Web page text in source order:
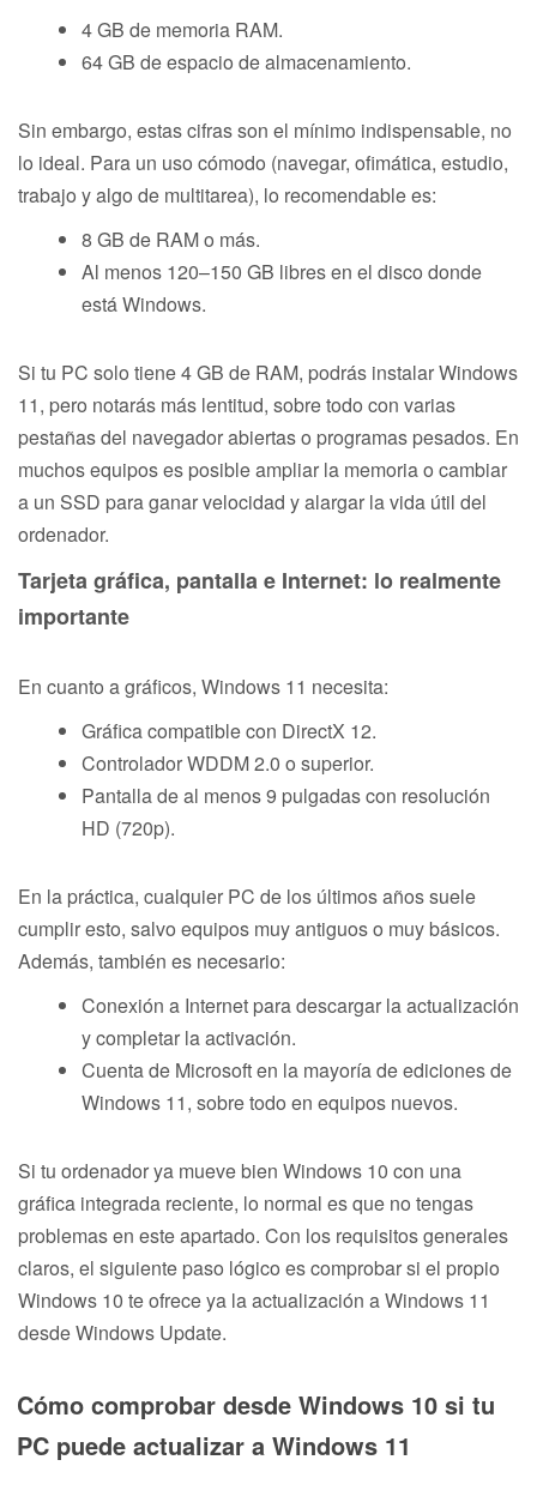
4 GB de memoria RAM.
64 GB de espacio de almacenamiento.
Sin embargo, estas cifras son el mínimo indispensable, no
lo ideal. Para un uso cómodo (navegar, ofimática, estudio,
trabajo y algo de multitarea), lo recomendable es:
8 GB de RAM o más.
Al menos 120–150 GB libres en el disco donde
está Windows.
Si tu PC solo tiene 4 GB de RAM, podrás instalar Windows
11, pero notarás más lentitud, sobre todo con varias
pestañas del navegador abiertas o programas pesados. En
muchos equipos es posible ampliar la memoria o cambiar
a un SSD para ganar velocidad y alargar la vida útil del
ordenador.
Tarjeta gráfica, pantalla e Internet: lo realmente
importante
En cuanto a gráficos, Windows 11 necesita:
Gráfica compatible con DirectX 12.
Controlador WDDM 2.0 o superior.
Pantalla de al menos 9 pulgadas con resolución
HD (720p).
En la práctica, cualquier PC de los últimos años suele
cumplir esto, salvo equipos muy antiguos o muy básicos.
Además, también es necesario:
Conexión a Internet para descargar la actualización
y completar la activación.
Cuenta de Microsoft en la mayoría de ediciones de
Windows 11, sobre todo en equipos nuevos.
Si tu ordenador ya mueve bien Windows 10 con una
gráfica integrada reciente, lo normal es que no tengas
problemas en este apartado. Con los requisitos generales
claros, el siguiente paso lógico es comprobar si el propio
Windows 10 te ofrece ya la actualización a Windows 11
desde Windows Update.
Cómo comprobar desde Windows 10 si tu
PC puede actualizar a Windows 11